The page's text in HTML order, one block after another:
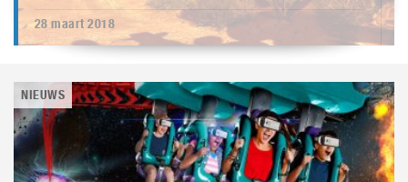
28 maart 2018
NIEUWS